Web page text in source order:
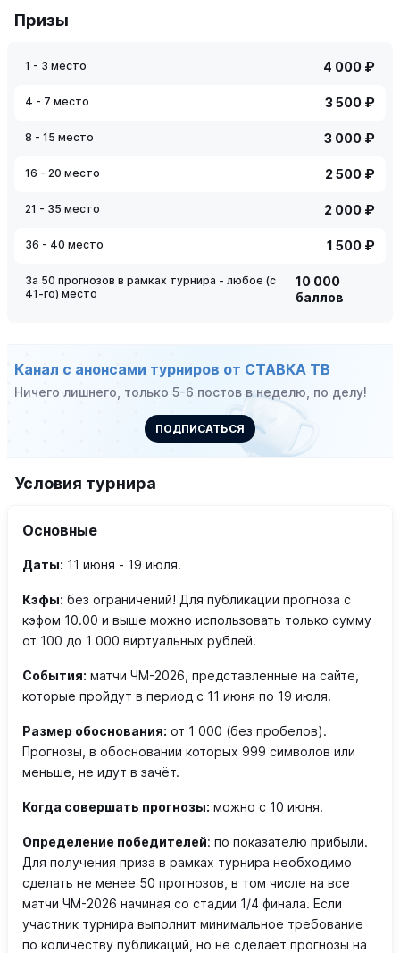
Призы
1 - 3 место 4 000 ₽
4 - 7 место 3 500 ₽
8 - 15 место 3 000 ₽
16 - 20 место 2 500 ₽
21 - 35 место 2 000 ₽
36 - 40 место 1 500 ₽
За 50 прогнозов в рамках турнира - любое (с
41-го) место
10 000
баллов
Канал с анонсами турниров от СТАВКА ТВ
Ничего лишнего, только 5-6 постов в неделю, по делу!
ПОДПИСАТЬСЯ
Условия турнира
Основные
Даты: 11 июня - 19 июля.
Кэфы: без ограничений! Для публикации прогноза с
кэфом 10.00 и выше можно использовать только сумму
от 100 до 1 000 виртуальных рублей.
События: матчи ЧМ-2026, представленные на сайте,
которые пройдут в период с 11 июня по 19 июля.
Размер обоснования: от 1 000 (без пробелов).
Прогнозы, в обосновании которых 999 символов или
меньше, не идут в зачёт.
Когда совершать прогнозы: можно с 10 июня.
Определение победителей: по показателю прибыли.
Для получения приза в рамках турнира необходимо
сделать не менее 50 прогнозов, в том числе на все
матчи ЧМ-2026 начиная со стадии 1/4 финала. Если
участник турнира выполнит минимальное требование
по количеству публикаций, но не сделает прогнозы на